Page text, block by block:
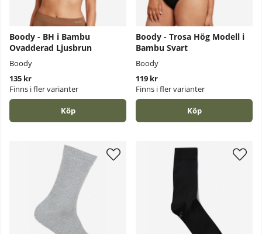
Boody - BH i Bambu
Ovadderad Ljusbrun
Boody
135 kr
Finns i fler varianter
Köp
Boody - Trosa Hög Modell i
Bambu Svart
Boody
119 kr
Finns i fler varianter
Köp